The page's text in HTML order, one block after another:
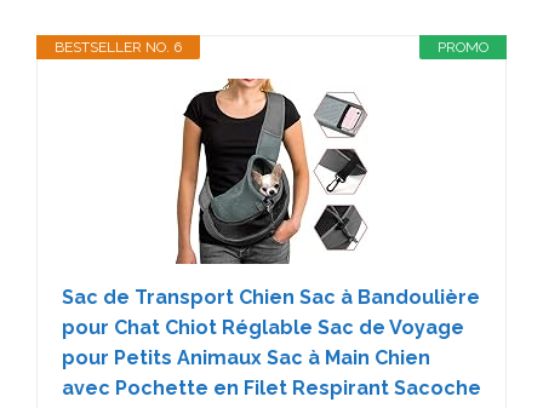
PROMO
BESTSELLER NO. 6
Sac de Transport Chien Sac à Bandoulière
pour Chat Chiot Réglable Sac de Voyage
pour Petits Animaux Sac à Main Chien
avec Pochette en Filet Respirant Sacoche